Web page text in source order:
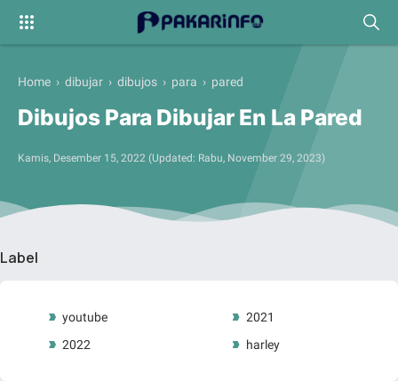
Label
youtube
2021
2022
harley
Home › dibujar › dibujos › para › pared
Dibujos Para Dibujar En La Pared
Kamis, Desember 15, 2022 (Updated: Rabu, November 29, 2023)